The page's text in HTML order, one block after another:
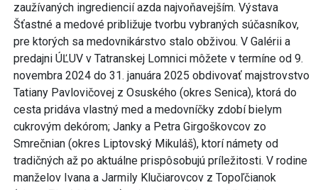
zaužívaných ingrediencií azda najvoňavejším. Výstava
Šťastné a medové približuje tvorbu vybraných súčasníkov,
pre ktorých sa medovnikárstvo stalo obživou. V Galérii a
predajni ÚĽUV v Tatranskej Lomnici môžete v termíne od 9.
novembra 2024 do 31. januára 2025 obdivovať majstrovstvo
Tatiany Pavlovičovej z Osuského (okres Senica), ktorá do
cesta pridáva vlastný med a medovníčky zdobí bielym
cukrovým dekórom; Janky a Petra Girgoškovcov zo
Smrečnian (okres Liptovský Mikuláš), ktorí námety od
tradičných až po aktuálne prispôsobujú príležitosti. V rodine
manželov Ivana a Jarmily Klučiarovcov z Topoľčianok